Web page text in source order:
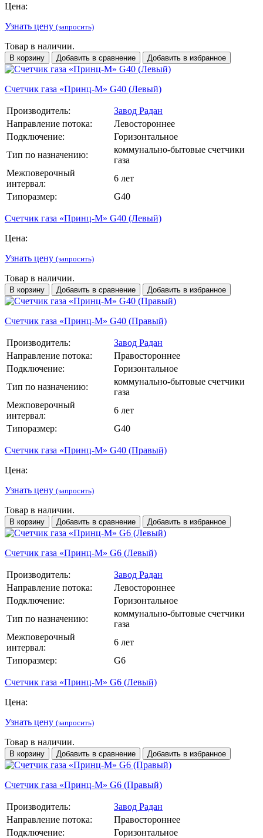
Цена:
Узнать цену (запросить)
Товар в наличии.
В корзину Добавить в сравнение Добавить в избранное
Счетчик газа «Принц-М» G40 (Левый)
Производитель:
Завод Радан
Направление потока:
Левостороннее
Подключение:
Горизонтальное
Тип по назначению:
коммунально-бытовые счетчики
газа
Межповерочный
интервал:
6 лет
Типоразмер:
G40
Счетчик газа «Принц-М» G40 (Левый)
Цена:
Узнать цену (запросить)
Товар в наличии.
В корзину Добавить в сравнение Добавить в избранное
Счетчик газа «Принц-М» G40 (Правый)
Производитель:
Завод Радан
Направление потока:
Правостороннее
Подключение:
Горизонтальное
Тип по назначению:
коммунально-бытовые счетчики
газа
Межповерочный
интервал:
6 лет
Типоразмер:
G40
Счетчик газа «Принц-М» G40 (Правый)
Цена:
Узнать цену (запросить)
Товар в наличии.
В корзину Добавить в сравнение Добавить в избранное
Счетчик газа «Принц-М» G6 (Левый)
Производитель:
Завод Радан
Направление потока:
Левостороннее
Подключение:
Горизонтальное
Тип по назначению:
коммунально-бытовые счетчики
газа
Межповерочный
интервал:
6 лет
Типоразмер:
G6
Счетчик газа «Принц-М» G6 (Левый)
Цена:
Узнать цену (запросить)
Товар в наличии.
В корзину Добавить в сравнение Добавить в избранное
Счетчик газа «Принц-М» G6 (Правый)
Производитель:
Завод Радан
Направление потока:
Правостороннее
Подключение:
Горизонтальное